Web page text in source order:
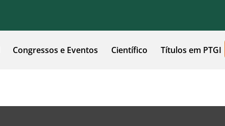
Congressos e Eventos Científico Títulos em PTGI